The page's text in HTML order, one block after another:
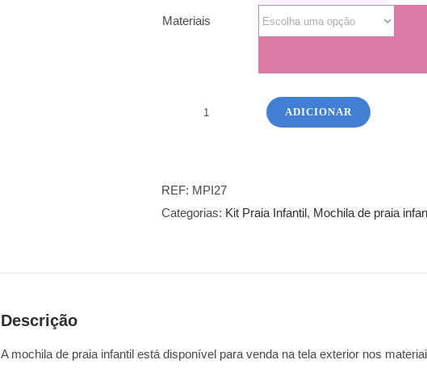
Materiais
de
praia
ADICIONAR
REF: MPI27
Categorias: Kit Praia Infantil, Mochila de praia
Descrição
A mochila de praia infantil está disponível para venda na tela exterior nos